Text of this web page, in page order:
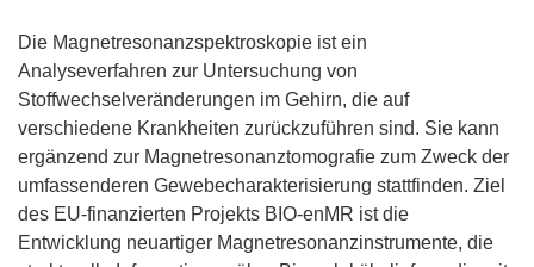
Die Magnetresonanzspektroskopie ist ein
Analyseverfahren zur Untersuchung von
Stoffwechselveränderungen im Gehirn, die auf
verschiedene Krankheiten zurückzuführen sind. Sie kann
ergänzend zur Magnetresonanztomografie zum Zweck der
umfassenderen Gewebecharakterisierung stattfinden. Ziel
des EU-finanzierten Projekts BIO-enMR ist die
Entwicklung neuartiger Magnetresonanzinstrumente, die